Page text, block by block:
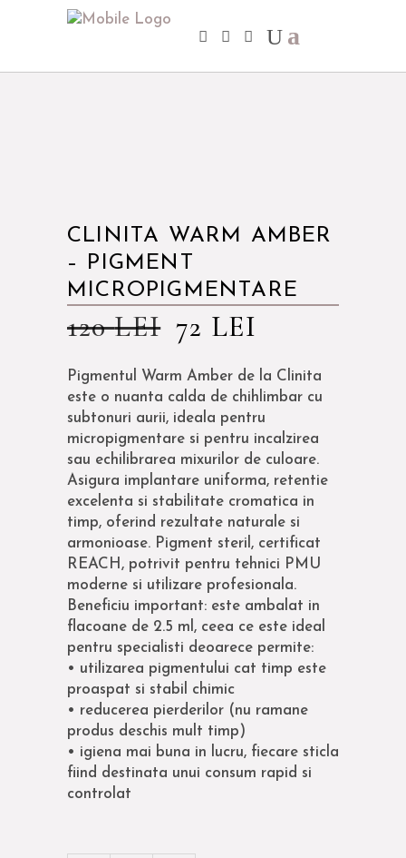
CLINITA WARM AMBER
– PIGMENT
MICROPIGMENTARE
120LEI 72 LEI
Pigmentul Warm Amber de la Clinita
este o nuanta calda de chihlimbar cu
subtonuri aurii, ideala pentru
micropigmentare si pentru incalzirea
sau echilibrarea mixurilor de culoare.
Asigura implantare uniforma, retentie
excelenta si stabilitate cromatica in
timp, oferind rezultate naturale si
armonioase. Pigment steril, certificat
REACH, potrivit pentru tehnici PMU
moderne si utilizare profesionala.
Beneficiu important: este ambalat in
flacoane de 2.5 ml, ceea ce este ideal
pentru specialisti deoarece permite:
• utilizarea pigmentului cat timp este
proaspat si stabil chimic
• reducerea pierderilor (nu ramane
produs deschis mult timp)
• igiena mai buna in lucru, fiecare sticla
fiind destinata unui consum rapid si
controlat